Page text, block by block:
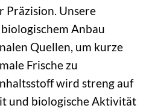
Präzision. Unsere
Anbau
Quellen, um kurze
Frische zu
wird streng auf
und biologische Aktivität